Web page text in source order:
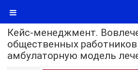
Боковая панель
Кейс-менеджмент.
общественных
амбулаторную модель